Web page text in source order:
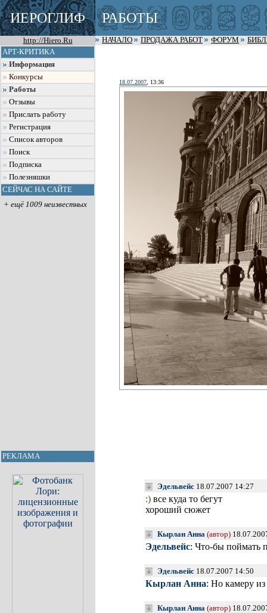
ИЕРОГЛИФ РАБОТЫ
http://Hiero.Ru НАЧАЛО ПРОДАЖА РАБОТ ФОРУМ
АРТ-КРИТИКА
Информация
Конкурсы
Работы
Отзывы
Прислать работу
Регистрация
Список авторов
Поиск
Подписка
Полезняшки
СЕЙЧАС НА САЙТЕ
+ ещё 1009 неизвестных
РЕКЛАМА
18.07.2007 , 13:36
Эдельвейс 18.07.2007 14:27
:) все куда то бегут
хороший сюжет
Кырлан Анна (автор)
Эдельвейс: Что-бы поймать
Эдельвейс 18.07.2007 14:50
Кырлан Анна: Но камеру
Кырлан Анна (автор)